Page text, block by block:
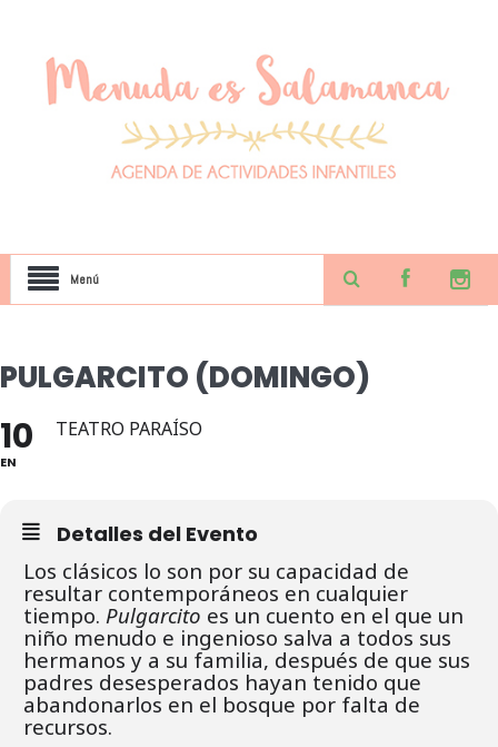
Menú
PULGARCITO (DOMINGO)
10
EN
TEATRO PARAÍSO
Detalles del Evento
Los clásicos lo son por su capacidad de
resultar contemporáneos en cualquier
tiempo. Pulgarcito es un cuento en el que un
niño menudo e ingenioso salva a todos sus
hermanos y a su familia, después de que sus
padres desesperados hayan tenido que
abandonarlos en el bosque por falta de
recursos.